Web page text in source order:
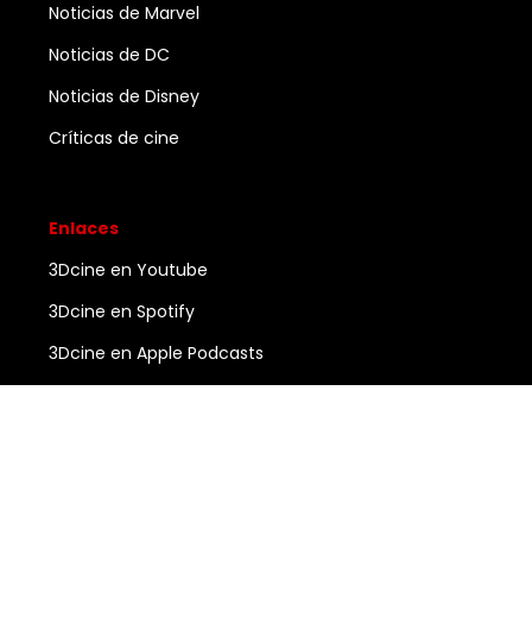
Noticias de Marvel
Noticias de DC
Noticias de Disney
Críticas de cine
Enlaces
3Dcine en Youtube
3Dcine en Spotify
3Dcine en Apple Podcasts